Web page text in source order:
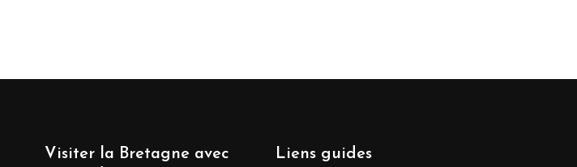
Visiter la Bretagne avec
Liens guides